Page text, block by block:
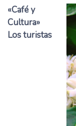
«Café y
Cultura»
Los turistas